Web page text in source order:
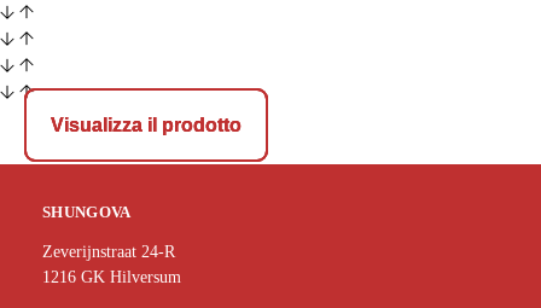
Visualizza il prodotto
Visualizza il prodotto
Visualizza il prodotto
SHUNGOVA
Zeverijnstraat 24-R
1216 GK Hilversum